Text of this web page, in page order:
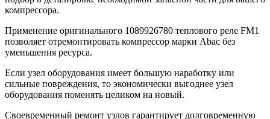
компрессора.
Применение оригинального 1089926780 теплового реле FM1
позволяет отремонтировать компрессор марки Abac без
уменьшения ресурса.
Если узел оборудования имеет большую наработку или
сильные повреждения, то экономически выгоднее узел
оборудования поменять целиком на новый.
Своевременный ремонт узлов гарантирует долговременную